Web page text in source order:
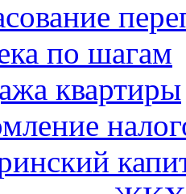
по шагам
квартиры